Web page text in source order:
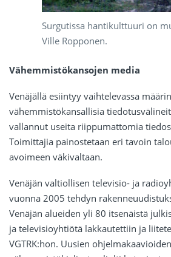
Surgutissa hantikulttuuri on
Ville Ropponen.
Vähemmistökansojen media
Venäjällä esiintyy vaihtelevassa
vähemmistökansallisia
vallannut useita riippumattomia
Toimittajia painostetaan eri tavoin
avoimeen väkivaltaan.
Venäjän valtiollisen televisio- ja
vuonna 2005 tehdyn
Venäjän alueiden yli 80 itsenäistä
ja televisioyhtiötä lakkautettiin ja
VGTRK:hon. Uusien